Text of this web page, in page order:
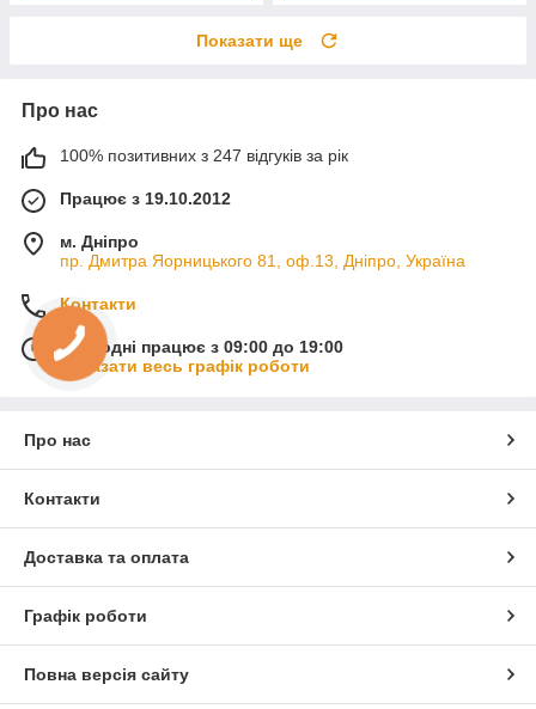
Показати ще
Про нас
100% позитивних з 247 відгуків за рік
Працює з 19.10.2012
м. Дніпро
пр. Дмитра Яорницького 81, оф.13, Дніпро, Україна
Контакти
Сьогодні працює з 09:00 до 19:00
Показати весь графік роботи
Про нас
Контакти
Доставка та оплата
Графік роботи
Повна версія сайту